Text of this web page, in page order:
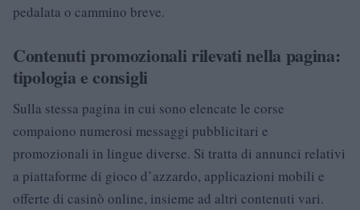
pedalata o cammino breve.
Contenuti promozionali rilevati nella pagina:
tipologia e consigli
Sulla stessa pagina in cui sono elencate le corse
compaiono numerosi messaggi pubblicitari e
promozionali in lingue diverse. Si tratta di annunci relativi
a piattaforme di gioco d’azzardo, applicazioni mobili e
offerte di casinò online, insieme ad altri contenuti vari.